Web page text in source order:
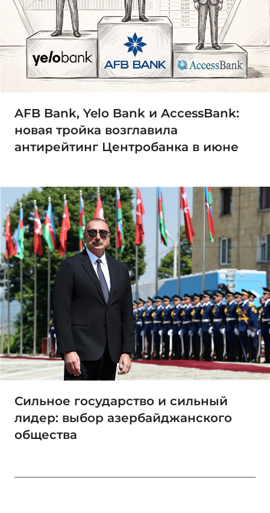
AFB Bank, Yelo Bank и AccessBank:
новая тройка возглавила
антирейтинг Центробанка в июне
Сильное государство и сильный
лидер: выбор азербайджанского
общества